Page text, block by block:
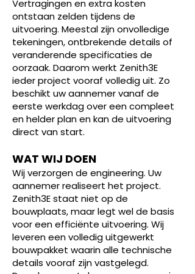
Vertragingen en extra kosten
ontstaan zelden tijdens de
uitvoering. Meestal zijn onvolledige
tekeningen, ontbrekende details of
veranderende specificaties de
oorzaak. Daarom werkt Zenith3E
ieder project vooraf volledig uit. Zo
beschikt uw aannemer vanaf de
eerste werkdag over een compleet
en helder plan en kan de uitvoering
direct van start.
WAT WIJ DOEN
Wij verzorgen de engineering. Uw
aannemer realiseert het project.
Zenith3E staat niet op de
bouwplaats, maar legt wel de basis
voor een efficiënte uitvoering. Wij
leveren een volledig uitgewerkt
bouwpakket waarin alle technische
details vooraf zijn vastgelegd.